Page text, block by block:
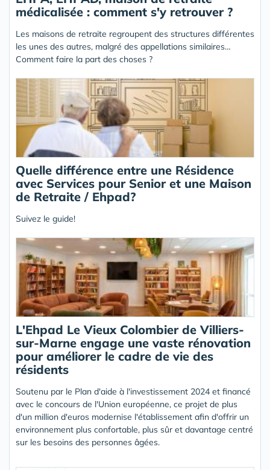
médicalisée : comment s'y retrouver ?
Les maisons de retraite regroupent des structures différentes
les unes des autres, malgré des appellations similaires…
Comment faire la part des choses ?
Quelle différence entre une Résidence
avec Services pour Senior et une Maison
de Retraite / Ehpad?
Suivez le guide!
L'Ehpad Le Vieux Colombier de Villiers-
sur-Marne engage une vaste rénovation
pour améliorer le cadre de vie des
résidents
Soutenu par le Plan d'aide à l'investissement 2024 et financé
avec le concours de l'Union européenne, ce projet de plus
d'un million d'euros modernise l'établissement afin d'offrir un
environnement plus confortable, plus sûr et davantage centré
sur les besoins des personnes âgées.